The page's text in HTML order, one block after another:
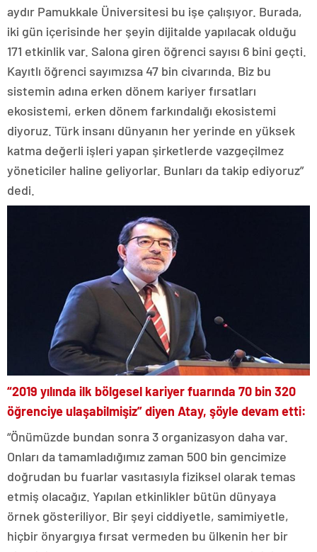
aydır Pamukkale Üniversitesi bu işe çalışıyor. Burada,
iki gün içerisinde her şeyin dijitalde yapılacak olduğu
171 etkinlik var. Salona giren öğrenci sayısı 6 bini geçti.
Kayıtlı öğrenci sayımızsa 47 bin civarında. Biz bu
sistemin adına erken dönem kariyer fırsatları
ekosistemi, erken dönem farkındalığı ekosistemi
diyoruz. Türk insanı dünyanın her yerinde en yüksek
katma değerli işleri yapan şirketlerde vazgeçilmez
yöneticiler haline geliyorlar. Bunları da takip ediyoruz”
dedi.
“2019 yılında ilk bölgesel kariyer fuarında 70 bin 320
öğrenciye ulaşabilmişiz” diyen Atay, şöyle devam etti:
“Önümüzde bundan sonra 3 organizasyon daha var.
Onları da tamamladığımız zaman 500 bin gencimize
doğrudan bu fuarlar vasıtasıyla fiziksel olarak temas
etmiş olacağız. Yapılan etkinlikler bütün dünyaya
örnek gösteriliyor. Bir şeyi ciddiyetle, samimiyetle,
hiçbir önyargıya fırsat vermeden bu ülkenin her bir